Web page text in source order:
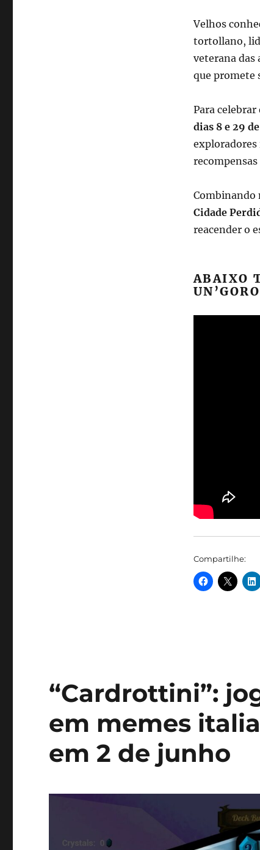
Velhos
tortollano,
veterana das
que promete
Para
dias 8 e 29
exploradores
Combinando
Cidade
reacender o
ABAIXO
Compartilhe:
“Cardrottini”:
em memes
em 2 de junho